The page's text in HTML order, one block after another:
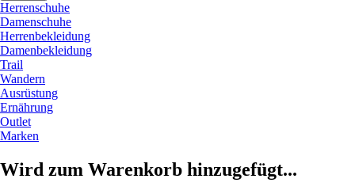
Herrenschuhe
Damenschuhe
Herrenbekleidung
Damenbekleidung
Trail
Wandern
Ausrüstung
Ernährung
Outlet
Marken
Wird zum Warenkorb hinzugefügt...